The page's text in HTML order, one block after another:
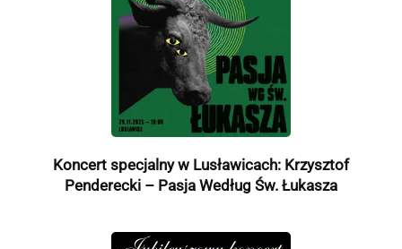
Koncert specjalny w Lusławicach: Krzysztof
Penderecki – Pasja Według Św. Łukasza